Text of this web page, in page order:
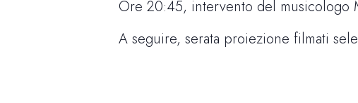
Ore 20:45, intervento del musicologo
A seguire, serata proiezione filmati